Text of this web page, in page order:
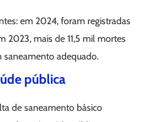
em 2024, foram registradas
2023, mais de 11,5 mil mortes
saneamento adequado.
pública
de saneamento básico